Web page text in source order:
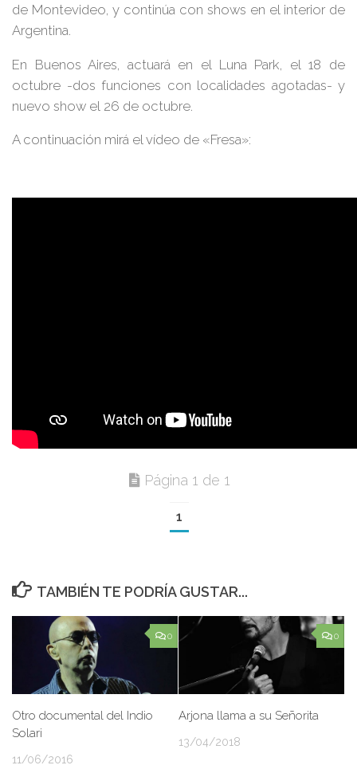
de Montevideo , y continúa con shows en el interior de
Argentina.
En Buenos Aires , actuará en el Luna Park, el18 de
octubre -dos funciones con localidades agotadas- y
nuevo show el 26 de octubre
A continuación mirá el vídeo de «Fresa»:
Página 1 de 1
1
TAMBIÉN TE PODRÍA GUSTAR...
0
Otro documental del Indio
Solari
11/06/2016
0
Arjona llama a su Señorita
13/04/2018